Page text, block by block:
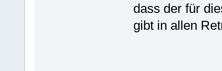
dass der für
gibt in allen